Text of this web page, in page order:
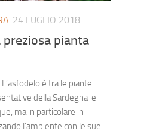
24 LUGLIO 2018
pianta
è tra le piante
della Sardegna e
ma in particolare in
l’ambiente con le sue